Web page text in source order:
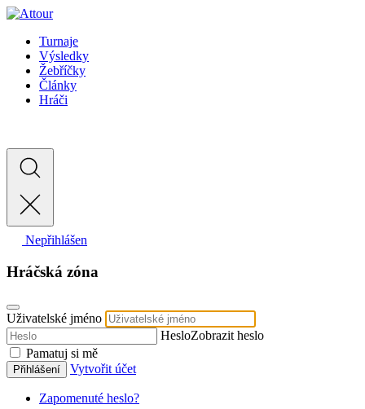
Turnaje
Výsledky
Žebříčky
Články
Hráči
Nepřihlášen
Hráčská zóna
Uživatelské jméno
HesloZobrazit heslo
Pamatuj si mě
Přihlášení Vytvořit účet
Zapomenuté heslo?